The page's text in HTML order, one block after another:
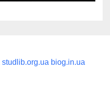
studlib.org.ua biog.in.ua